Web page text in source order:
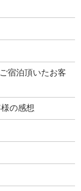
宿泊頂いたお客
の感想